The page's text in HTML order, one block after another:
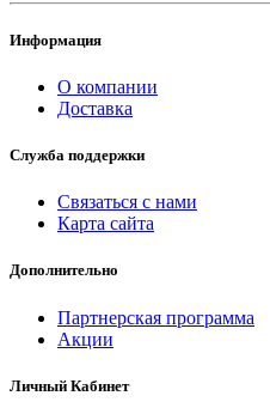
Информация
О компании
Доставка
Служба поддержки
Связаться с нами
Карта сайта
Дополнительно
Партнерская программа
Акции
Личный Кабинет